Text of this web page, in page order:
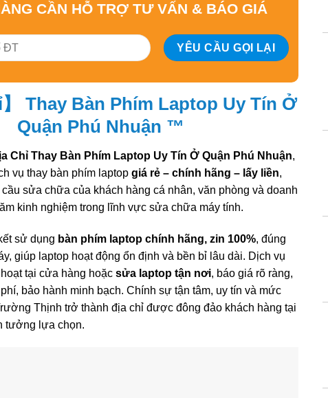
CẦN HỖ TRỢ TƯ VẤN & BÁO GIÁ
】 Thay Bàn Phím Laptop Uy Tín Ở
Quận Phú Nhuận ™
Chỉ Thay Bàn Phím Laptop Uy Tín Ở Quận Phú Nhuận,
vụ thay bàn phím laptop giá rẻ – chính hãng – lấy liền,
sửa chữa của khách hàng cá nhân, văn phòng và doanh
kinh nghiệm trong lĩnh vực sửa chữa máy tính.
sử dụng bàn phím laptop chính hãng, zin 100%, đúng
giúp laptop hoạt động ổn định và bền bỉ lâu dài. Dịch vụ
tại cửa hàng hoặc sửa laptop tận nơi, báo giá rõ ràng,
bảo hành minh bạch. Chính sự tận tâm, uy tín và mức
Thịnh trở thành địa chỉ được đông đảo khách hàng tại
tưởng lựa chọn.